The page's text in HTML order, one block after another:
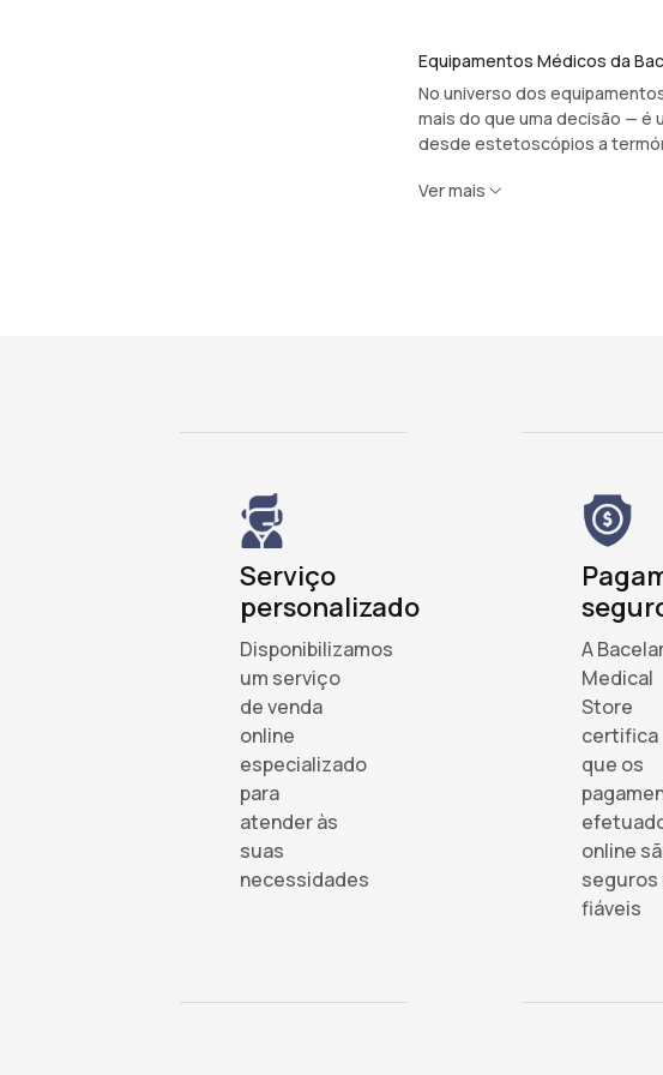
Equipamentos Médicos da
No universo dos
mais do que uma decisão — é
desde estetoscópios a
Ver mais
Serviço
personalizado
Disponibilizamos
um serviço
de venda
online
especializado
para
atender às
suas
necessidades
A
Medical
Store
certifica
que os
online
seguros
fiáveis